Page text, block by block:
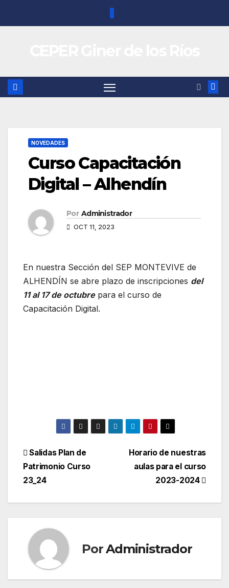
NOVEDADES
Curso Capacitación
Digital – Alhendín
Por Administrador
OCT 11, 2023
En nuestra Sección del SEP MONTEVIVE de
ALHENDÍN se abre plazo de inscripciones del
11 al 17 de octubrepara el curso de
Capacitación Digital.
Navegación
de
entradas
Horario de nuestras
aulas para el curso
2023-2024
Salidas Plan de
Patrimonio Curso
23_24
PorAdministrador